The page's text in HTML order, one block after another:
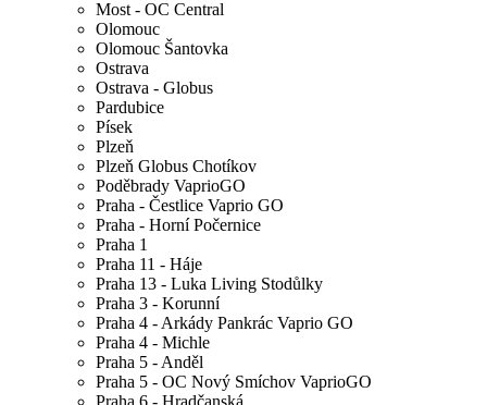
Most - OC Central
Olomouc
Olomouc Šantovka
Ostrava
Ostrava - Globus
Pardubice
Písek
Plzeň
Plzeň Globus Chotíkov
Poděbrady VaprioGO
Praha - Čestlice Vaprio GO
Praha - Horní Počernice
Praha 1
Praha 11 - Háje
Praha 13 - Luka Living Stodůlky
Praha 3 - Korunní
Praha 4 - Arkády Pankrác Vaprio GO
Praha 4 - Michle
Praha 5 - Anděl
Praha 5 - OC Nový Smíchov VaprioGO
Praha 6 - Hradčanská